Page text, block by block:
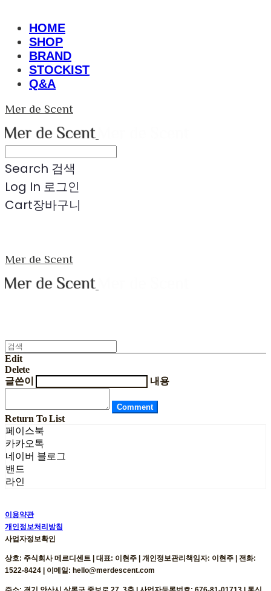
HOME
SHOP
BRAND
STOCKIST
Q&A
Mer de Scent
Search 검색
Log In 로그인
Cart장바구니
Mer de Scent
Edit
Delete
글쓴이
내용
Comment
Return To List
페이스북
카카오톡
네이버 블로그
밴드
라인
이용약관
개인정보처리방침
사업자정보확인
상호: 주식회사 메르디센트 | 대표: 이현주 | 개인정보관리책임자: 이현주 | 전화:
1522-8424 | 이메일: hello@merdescent.com